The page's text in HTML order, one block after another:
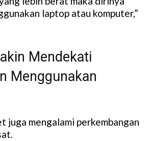
laptop atau komputer,”
Mendekati
Menggunakan
juga mengalami perkembangan